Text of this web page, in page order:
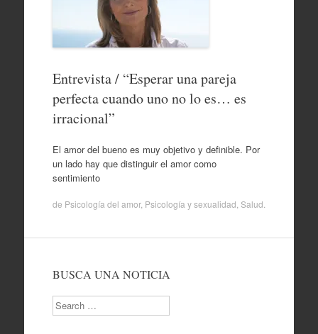
Entrevista / “Esperar una pareja
perfecta cuando uno no lo es… es
irracional”
El amor del bueno es muy objetivo y definible. Por
un lado hay que distinguir el amor como
sentimiento
de Psicología del amor, Psicología y sexualidad Salud
BUSCA UNA NOTICIA
Search